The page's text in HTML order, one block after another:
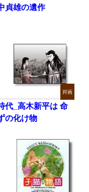
貞雄の遺作
邦画
代_高木新平は 命
の化け物